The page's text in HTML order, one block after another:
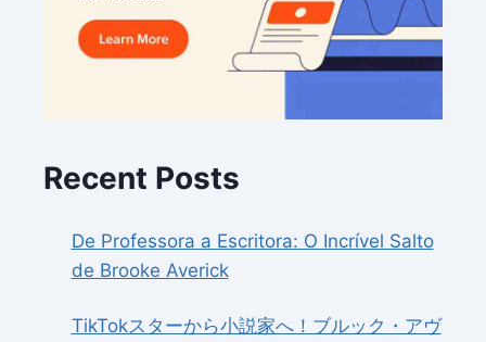
Recent Posts
De Professora a Escritora: O Incrível Salto
de Brooke Averick
TikTokスターから小説家へ！ブルック・アヴ